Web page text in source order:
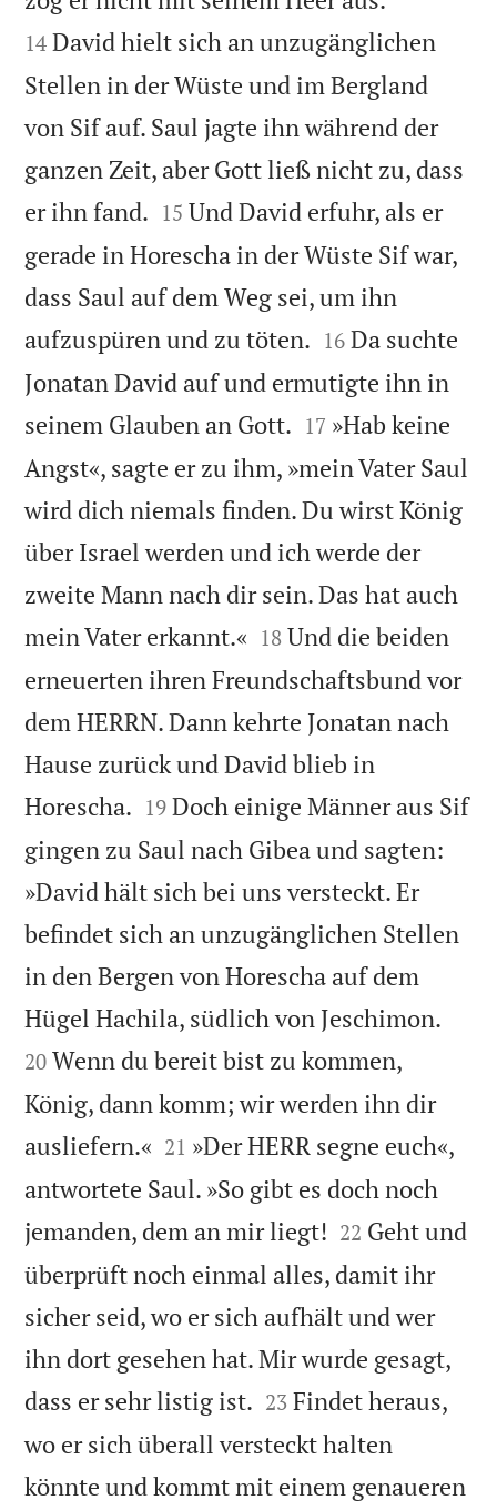
14 David hielt sich an unzugänglichen
Stellen in der Wüste und im Bergland
von Sif auf. Saul jagte ihn während der
ganzen Zeit, aber Gott ließ nicht zu, dass
er ihn fand. 

15 Und David erfuhr, als er
gerade in Horescha in der Wüste Sif war,
dass Saul auf dem Weg sei, um ihn
aufzuspüren und zu töten. 

16 Da suchte
Jonatan David auf und ermutigte ihn in
seinem Glauben an Gott. 

17 »Hab keine
Angst«, sagte er zu ihm, »mein Vater Saul
wird dich niemals finden. Du wirst König
über Israel werden und ich werde der
zweite Mann nach dir sein. Das hat auch
mein Vater erkannt.« 

18 Und die beiden
erneuerten ihren Freundschaftsbund vor
dem HERRN. Dann kehrte Jonatan nach
Hause zurück und David blieb in
Horescha. 

19 Doch einige Männer aus Sif
gingen zu Saul nach Gibea und sagten:
»David hält sich bei uns versteckt. Er
befindet sich an unzugänglichen Stellen
in den Bergen von Horescha auf dem
Hügel Hachila, südlich von Jeschimon.
20 Wenn du bereit bist zu kommen,
König, dann komm; wir werden ihn dir
ausliefern.« 

21 »Der HERR segne euch«,
antwortete Saul. »So gibt es doch noch
jemanden, dem an mir liegt! 

22 Geht und
überprüft noch einmal alles, damit ihr
sicher seid, wo er sich aufhält und wer
ihn dort gesehen hat. Mir wurde gesagt,
dass er sehr listig ist. 

23 Findet heraus,
wo er sich überall versteckt halten
könnte und kommt mit einem genaueren